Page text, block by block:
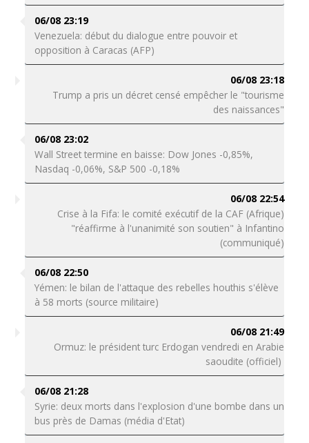
06/08 23:19
Venezuela: début du dialogue entre pouvoir et
opposition à Caracas (AFP)
06/08 23:18
Trump a pris un décret censé empêcher le "tourisme
des naissances"
06/08 23:02
Wall Street termine en baisse: Dow Jones -0,85%,
Nasdaq -0,06%, S&P 500 -0,18%
06/08 22:54
Crise à la Fifa: le comité exécutif de la CAF (Afrique)
"réaffirme à l'unanimité son soutien" à Infantino
(communiqué)
06/08 22:50
Yémen: le bilan de l'attaque des rebelles houthis s'élève
à 58 morts (source militaire)
06/08 21:49
Ormuz: le président turc Erdogan vendredi en Arabie
saoudite (officiel)
06/08 21:28
Syrie: deux morts dans l'explosion d'une bombe dans un
bus près de Damas (média d'Etat)